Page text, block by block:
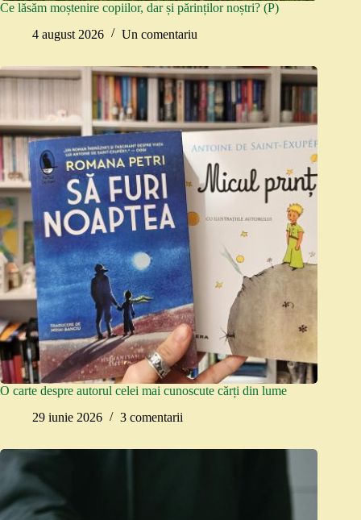
Ce lăsăm moștenire copiilor, dar și părinților noștri? (P)
4 august 2026
Un comentariu
O carte despre autorul celei mai cunoscute cărți din lume
29 iunie 2026
3 comentarii